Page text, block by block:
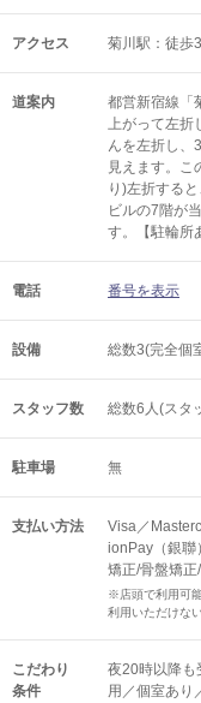
アクセス 菊川駅：徒歩
道案内
都営新宿線「
上がって左折
んを左折し、
見えます。こ
り)左折する
ビルの7階が
す。【駐輪所
電話 番号を表示
設備 総数3(完全個
スタッフ数 総数6人(スタ
駐車場 無
支払い方法
Visa／
ionPay（銀
矯正/骨盤矯正
※店頭で利用可
利用いただけな
こだわり
条件
夜20時以降も
用／個室あり